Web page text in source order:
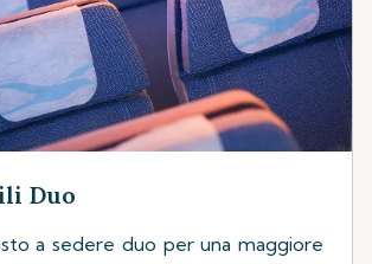
Duo
a sedere duo per una maggiore